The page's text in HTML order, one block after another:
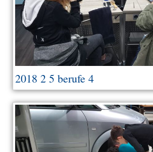
2018 2 5 berufe 4